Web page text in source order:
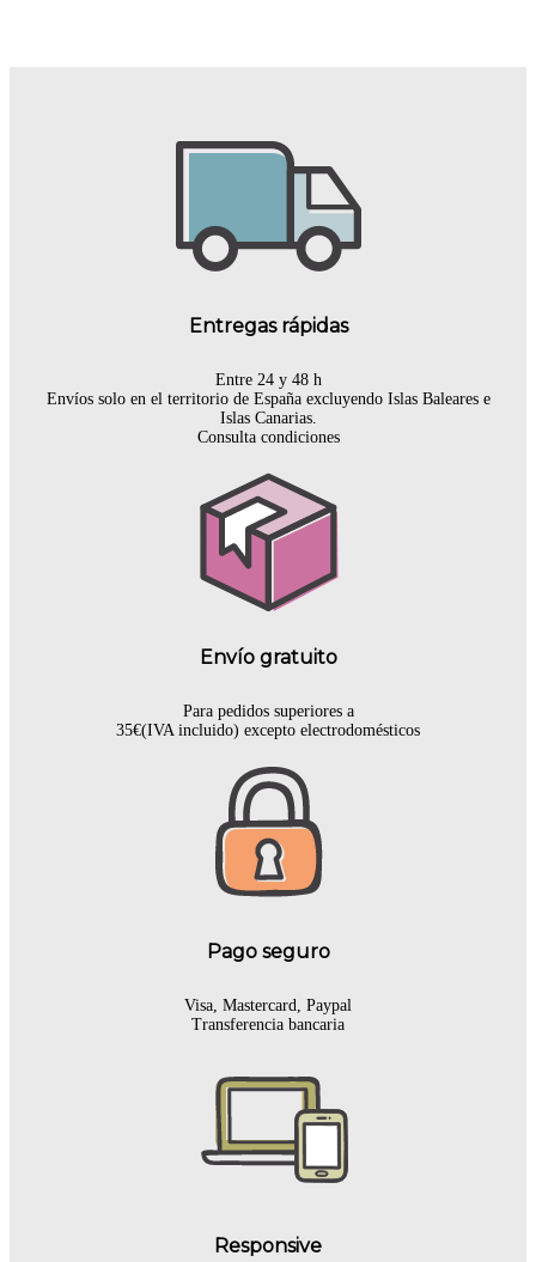
Entregas rápidas
Entre 24 y 48 h
Envíos solo en el territorio de España excluyendo Islas Baleares e
Islas Canarias.
Consulta condiciones
Envío gratuito
Para pedidos superiores a
35€(IVA incluido) excepto electrodomésticos
Pago seguro
Visa, Mastercard, Paypal
Transferencia bancaria
Responsive